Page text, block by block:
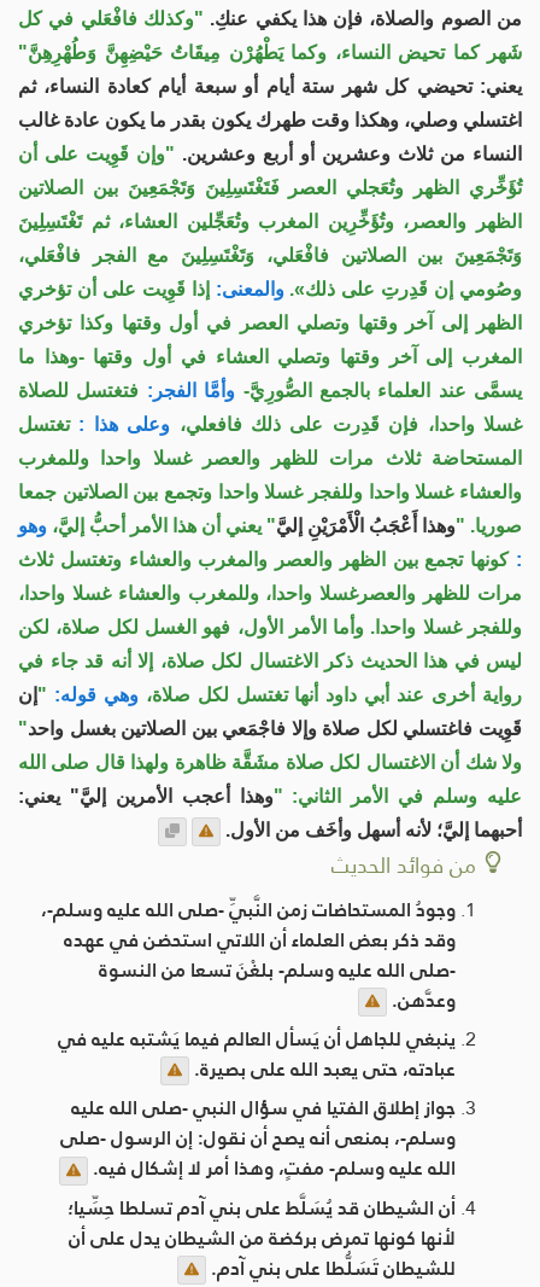
من الصوم والصلاة، فإن هذا يكفي عنكِ. "وكذلك فافْعَلي في كل
شَهر كما تحيض النساء، وكما يَطْهُرْن مِيقَاتُ حَيْضِهِنَّ وَطُهْرِهِنَّ"
يعني: تحيضي كل شهر ستة أيام أو سبعة أيام كعادة النساء، ثم
اغتسلي وصلي، وهكذا وقت طهرك يكون بقدر ما يكون عادة غالب
النساء من ثلاث وعشرين أو أربع وعشرين. "وإن قَوِيت على أن
تُؤَخِّري الظهر وتُعَجلي العصر فَتَغْتَسِلِينَ وَتَجْمَعِينَ بين الصلاتين
الظهر والعصر، وتُؤَخِّرِين المغرب وتُعَجِّلين العشاء، ثم تَغْتَسِلِينَ
وَتَجْمَعِينَ بين الصلاتين فافْعَلي، وَتَغْتَسِلِينَ مع الفجر فافْعَلي،
وصُومي إن قَدِرتِ على ذلك». والمعنى: إذا قَوِيت على أن تؤخري
الظهر إلى آخر وقتها وتصلي العصر في أول وقتها وكذا تؤخري
المغرب إلى آخر وقتها وتصلي العشاء في أول وقتها -وهذا ما
يسمَّى عند العلماء بالجمع الصُّورِيَّ- وأمَّا الفجر: فتغتسل للصلاة
غسلا واحدا، فإن قَدِرت على ذلك فافعلي، وعلى هذا : تغتسل
المستحاضة ثلاث مرات للظهر والعصر غسلا واحدا وللمغرب
والعشاء غسلا واحدا وللفجر غسلا واحدا وتجمع بين الصلاتين جمعا
صوريا. "وهذا أَعْجَبُ الْأَمْرَيْنِ إليَّ" يعني أن هذا الأمر أحبُّ إليَّ، وهو
: كونها تجمع بين الظهر والعصر والمغرب والعشاء وتغتسل ثلاث
مرات للظهر والعصرغسلا واحدا، وللمغرب والعشاء غسلا واحدا،
وللفجر غسلا واحدا. وأما الأمر الأول، فهو الغسل لكل صلاة، لكن
ليس في هذا الحديث ذكر الاغتسال لكل صلاة، إلا أنه قد جاء في
رواية أخرى عند أبي داود أنها تغتسل لكل صلاة، وهي قوله: " إن
قَوِيت فاغتسلي لكل صلاة وإلا فاجْمَعي بين الصلاتين بغسل واحد"
ولا شك أن الاغتسال لكل صلاة مشَقَّة ظاهرة ولهذا قال صلى الله
عليه وسلم في الأمر الثاني: "وهذا أعجب الأمرين إليَّ" يعني:
أحبهما إليَّ؛ لأنه أسهل وأخَف من الأول.
من فوائد الحديث
وجودُ المستحاضات زمن النَّبيِّ -صلى الله عليه وسلم-،
وقد ذكر بعض العلماء أن اللاتي استحضن في عهده
-صلى الله عليه وسلم- بلغْنَ تسعا من النسوة
وعدَّهن.
ينبغي للجاهل أن يَسأل العالم فيما يَشتبه عليه في
عبادته، حتى يعبد الله على بصيرة.
جواز إطلاق الفتيا في سؤال النبي -صلى الله عليه
وسلم-، بمنعى أنه يصح أن نقول: إن الرسول -صلى
الله عليه وسلم- مفتٍ، وهذا أمر لا إشكال فيه.
أن الشيطان قد يُسَلَّط على بني آدم تسلطا حِسِّيا؛
لأنها كونها تمرض بركضة من الشيطان يدل على أن
للشيطان تَسَلُّطا على بني آدم.